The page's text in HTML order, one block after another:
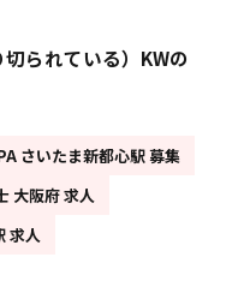
られている）KWの
さいたま新都心駅 募集
大阪府 求人
求人